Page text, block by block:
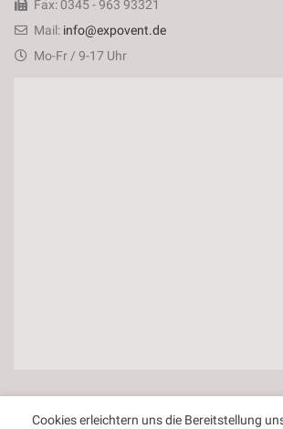
Fax: 0345 - 963 93321
Mail: info@expovent.de
Mo-Fr / 9-17 Uhr
Cookies erleichtern uns die Bereitstellung